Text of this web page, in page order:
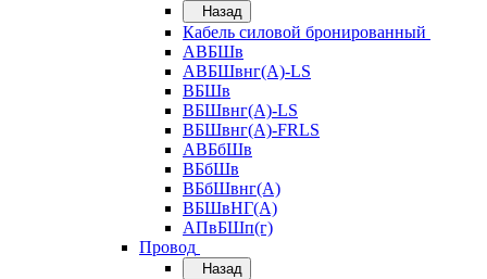
Назад
Кабель силовой бронированный
АВБШв
АВБШвнг(А)-LS
ВБШв
ВБШвнг(А)-LS
ВБШвнг(А)-FRLS
АВБбШв
ВБбШв
ВБбШвнг(А)
ВБШвНГ(А)
АПвБШп(г)
Провод
Назад